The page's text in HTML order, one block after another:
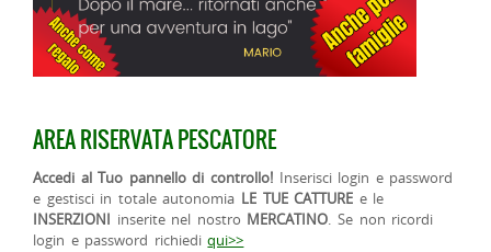
AREA RISERVATA PESCATORE
Accedi al Tuo pannello di controllo! Inserisci login e password
e gestisci in totale autonomia LE TUE CATTURE e le
INSERZIONI inserite nel nostro MERCATINO. Se non ricordi
login e password richiediqui>>